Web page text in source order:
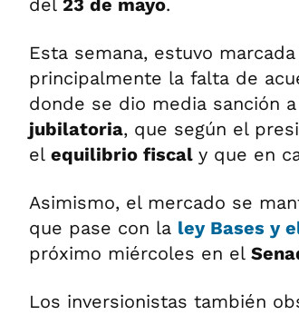
del 23 de mayo.
Esta semana, estuvo
principalmente la falta de
donde se dio media sanción
jubilatoria, que según el
el equilibrio fiscal y que en
Asimismo, el mercado se
que pase con la ley Bases y
próximo miércoles en el
Los inversionistas también